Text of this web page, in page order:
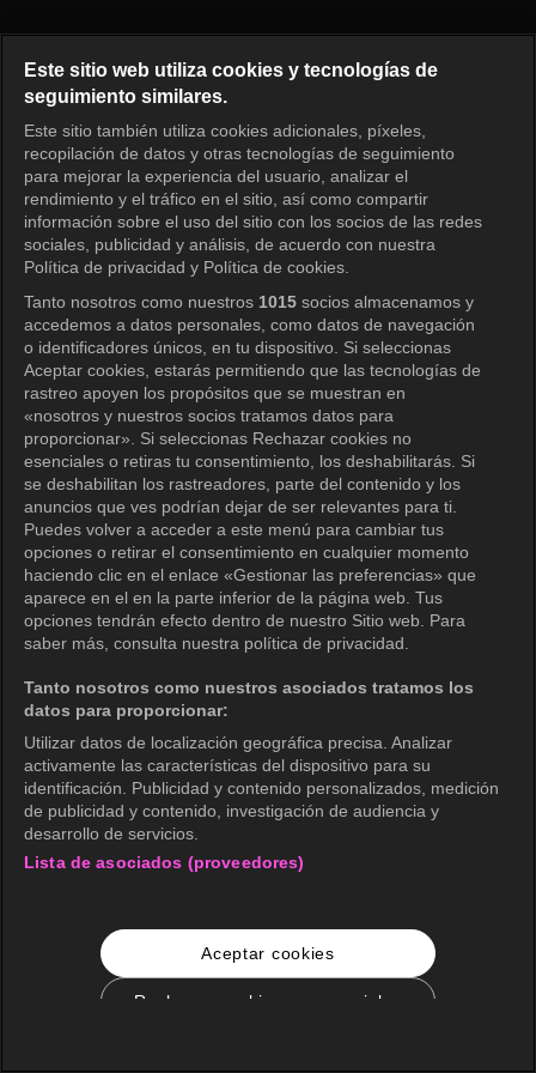
Iniciar sesión
Este sitio web utiliza cookies y tecnologías de
seguimiento similares.
Este sitio también utiliza cookies adicionales, píxeles,
recopilación de datos y otras tecnologías de seguimiento
para mejorar la experiencia del usuario, analizar el
rendimiento y el tráfico en el sitio, así como compartir
información sobre el uso del sitio con los socios de las redes
sociales, publicidad y análisis, de acuerdo con nuestra
Política de privacidad y Política de cookies.
Tanto nosotros como nuestros 1015 socios almacenamos y
accedemos a datos personales, como datos de navegación
o identificadores únicos, en tu dispositivo. Si seleccionas
Aceptar cookies, estarás permitiendo que las tecnologías de
rastreo apoyen los propósitos que se muestran en
«nosotros y nuestros socios tratamos datos para
proporcionar». Si seleccionas Rechazar cookies no
esenciales o retiras tu consentimiento, los deshabilitarás. Si
se deshabilitan los rastreadores, parte del contenido y los
anuncios que ves podrían dejar de ser relevantes para ti.
Puedes volver a acceder a este menú para cambiar tus
opciones o retirar el consentimiento en cualquier momento
haciendo clic en el enlace «Gestionar las preferencias» que
aparece en el en la parte inferior de la página web. Tus
opciones tendrán efecto dentro de nuestro Sitio web. Para
saber más, consulta nuestra política de privacidad.
Tanto nosotros como nuestros asociados tratamos los
datos para proporcionar:
Utilizar datos de localización geográfica precisa. Analizar
activamente las características del dispositivo para su
identificación. Publicidad y contenido personalizados, medición
de publicidad y contenido, investigación de audiencia y
desarrollo de servicios.
Lista de asociados (proveedores)
Aceptar cookies
Rechazar cookies no esenciales